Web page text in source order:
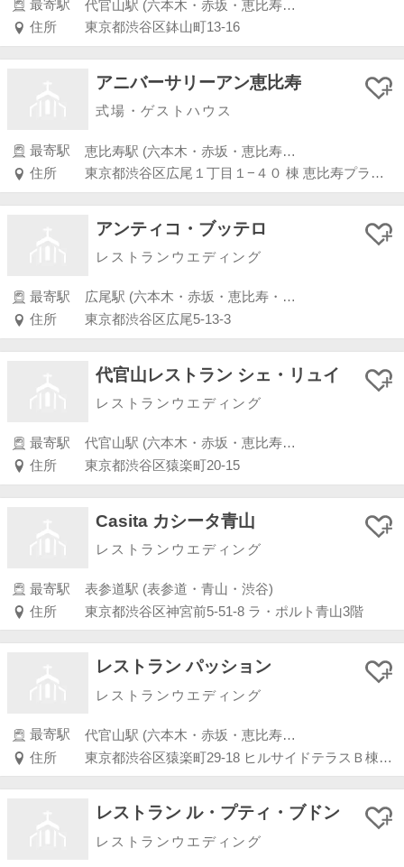
最寄駅
代官山駅 (六本木・赤坂・恵比寿・白金)
住所
東京都渋谷区鉢山町13-16
アニバーサリーアン恵比寿
式場・ゲストハウス
最寄駅
恵比寿駅 (六本木・赤坂・恵比寿・白金)
住所
東京都渋谷区広尾１丁目１−４０ 棟 恵比寿プライムスクエアプラザ
アンティコ・ブッテロ
レストランウエディング
最寄駅
広尾駅 (六本木・赤坂・恵比寿・白金)
住所
東京都渋谷区広尾5-13-3
代官山レストラン シェ・リュイ
レストランウエディング
最寄駅
代官山駅 (六本木・赤坂・恵比寿・白金)
住所
東京都渋谷区猿楽町20-15
Casita カシータ青山
レストランウエディング
最寄駅
表参道駅 (表参道・青山・渋谷)
住所
東京都渋谷区神宮前5-51-8 ラ・ポルト青山3階
レストラン パッション
レストランウエディング
最寄駅
代官山駅 (六本木・赤坂・恵比寿・白金)
住所
東京都渋谷区猿楽町29-18 ヒルサイドテラスＢ棟1号
レストラン ル・プティ・ブドン
レストランウエディング